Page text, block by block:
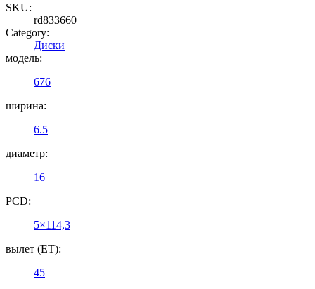
SKU:
rd833660
Category:
Диски
модель:
676
ширина:
6.5
диаметр:
16
PCD:
5×114,3
вылет (ET):
45